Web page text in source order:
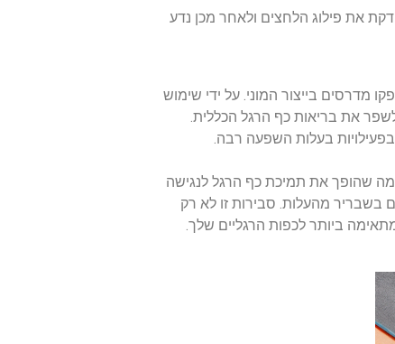
את פילוג הלחצים ולאחר מכן נדע
מדרסים בייצור המוני. על ידי שימוש
את בריאות כף הרגל הכללית.
בעלות השפעה רבה.
שהופך את תמיכת כף הרגל לנגישה
בשבריר מהעלות. סבירות זו לא רק
ביותר לכפות הרגליים שלך.